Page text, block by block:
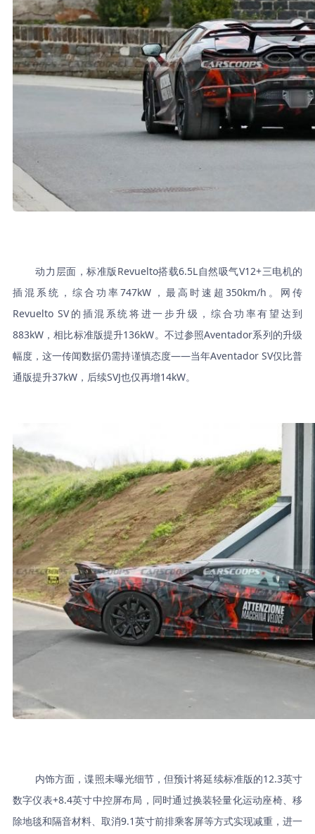
动力层面，标准版Revuelto搭载6.5L自然吸气V12+三电机的
插混系统，综合功率747kW，最高时速超350km/h。网传
Revuelto SV的插混系统将进一步升级，综合功率有望达到
883kW，相比标准版提升136kW。不过参照Aventador系列的升级
幅度，这一传闻数据仍需持谨慎态度——当年Aventador SV仅比普
通版提升37kW，后续SVJ也仅再增14kW。
内饰方面，谍照未曝光细节，但预计将延续标准版的12.3英寸
数字仪表+8.4英寸中控屏布局，同时通过换装轻量化运动座椅、移
除地毯和隔音材料、取消9.1英寸前排乘客屏等方式实现减重，进一